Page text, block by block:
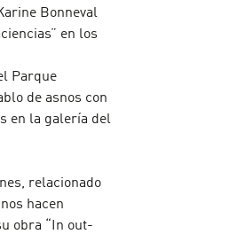
Bonneval
en los
Parque
de asnos con
en la galería del
relacionado
hacen
obra “In out-